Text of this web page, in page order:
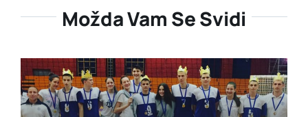
Možda Vam Se Svidi